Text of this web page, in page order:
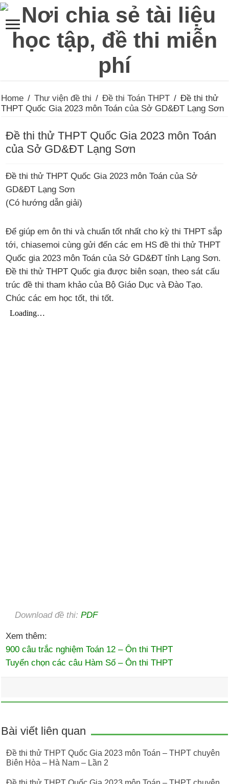
Home / Thư viện đề thi / Đề thi Toán THPT / Đề thi thử
THPT Quốc Gia 2023 môn Toán của Sở GD&ĐT Lạng Sơn
Đề thi thử THPT Quốc Gia 2023 môn Toán
của Sở GD&ĐT Lạng Sơn
Đề thi thử THPT Quốc Gia 2023 môn Toán của Sở
GD&ĐT Lạng Sơn
(Có hướng dẫn giải)
Để giúp em ôn thi và chuẩn tốt nhất cho kỳ thi THPT sắp
tới, chiasemoi cùng gửi đến các em HS đề thi thử THPT
Quốc gia 2023 môn Toán của Sở GD&ĐT tỉnh Lạng Sơn.
Đề thi thử THPT Quốc gia được biên soạn, theo sát cấu
trúc đề thi tham khảo của Bộ Giáo Dục và Đào Tạo.
Chúc các em học tốt, thi tốt.
Download đề thi:PDF
Xem thêm:
900 câu trắc nghiệm Toán 12 – Ôn thi THPT
Tuyển chọn các câu Hàm Số – Ôn thi THPT
Bài viết liên quan
Đề thi thử THPT Quốc Gia 2023 môn Toán – THPT chuyên
Biên Hòa – Hà Nam – Lần 2